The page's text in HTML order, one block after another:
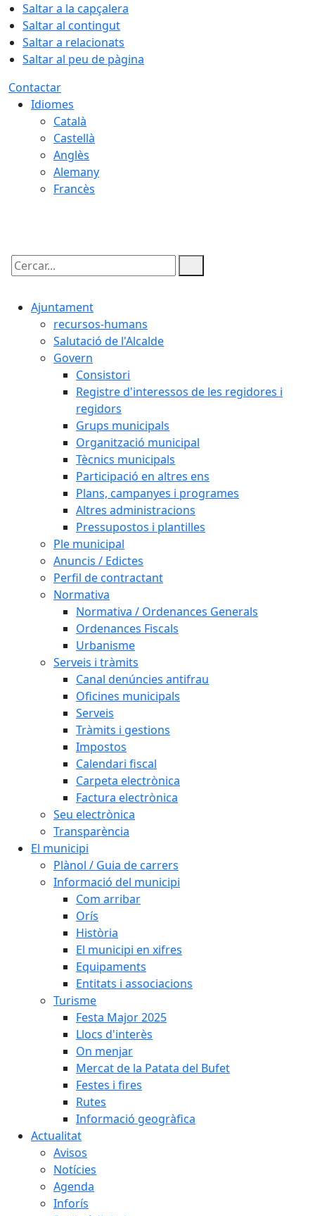
Saltar a la capçalera
Saltar al contingut
Saltar a relacionats
Saltar al peu de pàgina
Contactar
Idiomes
Català
Castellà
Anglès
Alemany
Francès
Cercar:
Ajuntament
recursos-humans
Salutació de l'Alcalde
Govern
Consistori
Registre d'interessos de les regidores i
regidors
Grups municipals
Organització municipal
Tècnics municipals
Participació en altres ens
Plans, campanyes i programes
Altres administracions
Pressupostos i plantilles
Ple municipal
Anuncis / Edictes
Perfil de contractant
Normativa
Normativa / Ordenances Generals
Ordenances Fiscals
Urbanisme
Serveis i tràmits
Canal denúncies antifrau
Oficines municipals
Serveis
Tràmits i gestions
Impostos
Calendari fiscal
Carpeta electrònica
Factura electrònica
Seu electrònica
Transparència
El municipi
Plànol / Guia de carrers
Informació del municipi
Com arribar
Orís
Història
El municipi en xifres
Equipaments
Entitats i associacions
Turisme
Festa Major 2025
Llocs d'interès
On menjar
Mercat de la Patata del Bufet
Festes i fires
Rutes
Informació geogràfica
Actualitat
Avisos
Notícies
Agenda
Inforís